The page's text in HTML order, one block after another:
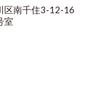
区南千住3-12-16
室